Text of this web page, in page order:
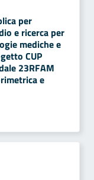
per
e ricerca per
mediche e
CUP
23RFAM
e